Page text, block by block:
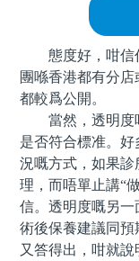
態度好，咁信
團喺香港都有分
都較爲公開。
當然，透明度唔
是否符合標准。
況嘅方式，如果
理，而唔單止講“
信。透明度嘅另
術後保養建議同
又答得出，咁就說